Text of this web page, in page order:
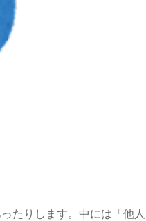
たりします。中には「他人